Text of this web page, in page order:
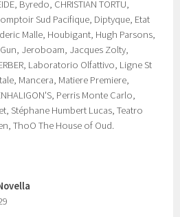
Byredo, CHRISTIAN TORTU,
Sud Pacifique, Diptyque, Etat
Malle, Houbigant, Hugh Parsons,
Gun, Jeroboam, Jacques Zolty,
Laboratorio Olfattivo, Ligne St
Mancera, Matiere Premiere,
Perris Monte Carlo,
Stéphane Humbert Lucas, Teatro
ThoO The House of Oud.